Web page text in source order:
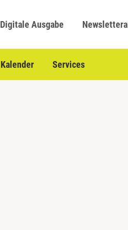
Digitale Ausgabe
Kalender Services